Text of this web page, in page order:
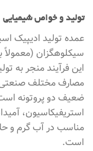
تولید و خواص شیمیایی
عمده تولید ادیپیک
سیکلوهگزان (معمولاً
این فرآیند منجر به
مصارف مختلف
ضعیف دو پروتونه
استریفیکاسیون،
مناسب در آب گرم و
است.